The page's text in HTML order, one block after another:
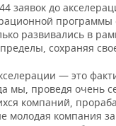
заявок до
программы
развивались в
сохраняя
— это
мы, проведя очень
компаний,
молодая компания